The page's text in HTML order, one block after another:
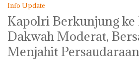
Info Update
Kapolri Berkunjung ke
Dakwah Moderat,
Menjahit Persaudaraan